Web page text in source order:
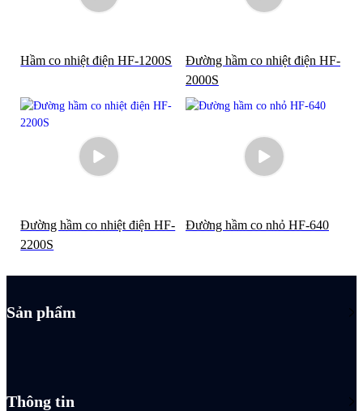
Hầm co nhiệt điện HF-1200S
Đường hầm co nhiệt điện HF-
2000S
Đường hầm co nhiệt điện HF-
2200S
Đường hầm co nhỏ HF-640
Sản phẩm
Thông tin